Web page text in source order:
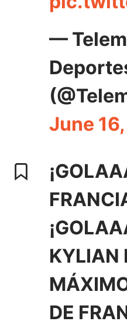
—
June
KYLIAN
DE